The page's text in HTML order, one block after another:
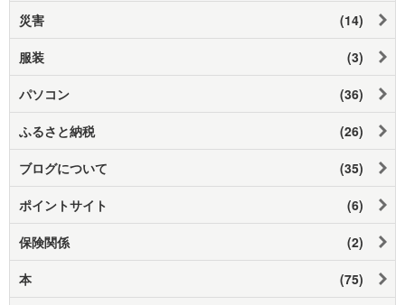
災害 (14)
服装 (3)
パソコン (36)
ふるさと納税 (26)
ブログについて (35)
ポイントサイト (6)
保険関係 (2)
本 (75)